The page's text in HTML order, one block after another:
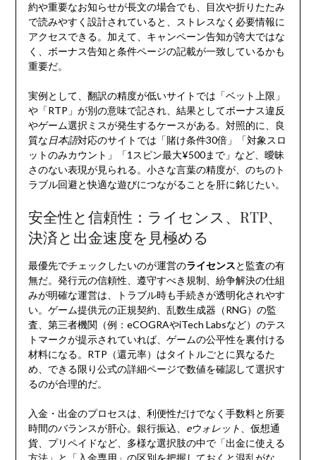
約や重要なお知らせが長文の場合でも、目次や折りたたみ
で読みやすく設計されていると、ストレスなく必要情報に
アクセスできる。加えて、キャンペーン告知が誇大ではな
く、ボーナス告知と条件ページの記載が一致しているかも
重要だ。
実例として、翻訳の精度が低いサイトでは「ベット上限」
や「RTP」が別の意味で記され、結果としてボーナス違反
やゲーム選択ミスが発生するケースがある。対照的に、良
質な日本語対応のサイトでは「賭け条件30倍」「対象スロ
ットのみカウント」「1スピン最大¥500まで」など、曖昧
さのない表現が見られる。小さな言葉の精度が、のちのト
ラブル回避と快適な遊びにつながることを肝に銘じたい。
安全性と信頼性：ライセンス、RTP、
決済と出金速度を見極める
最優先でチェックしたいのが運営のライセンスと監査の有
無だ。発行元の信頼性、遵守すべき規制、紛争解決の仕組
みが明確な運営は、トラブル時も手続きが透明化されやす
い。ゲーム提供元の正規契約、乱数生成器（RNG）の監
査、第三者機関（例：eCOGRAやiTech Labsなど）のテス
トマークが提示されていれば、ゲームの公平性を裏付ける
材料になる。RTP（還元率）はタイトルごとに異なるた
め、できる限り公式の詳細ページで数値を確認して選択す
るのが合理的だ。
入金・出金のプロセスは、利便性だけでなく手数料と所要
時間のバランスが肝心。銀行振込、 eウォレット 、仮想通
貨、プリペイドなど、多様な選択肢の中で「出金に使える